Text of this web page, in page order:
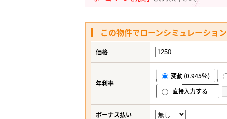
この物件でローンシミュレーショ
価格
年利率
変動 (0.945％)
直接入力する
ボーナス払い